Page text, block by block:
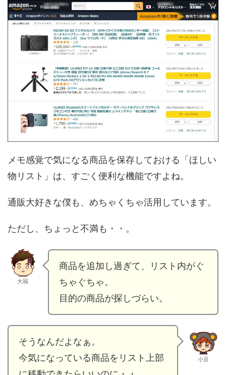
メモ感覚で気になる商品を保存しておける「ほしい
物リスト」は、すごく便利な機能ですよね。
通販大好きな僕も、めちゃくちゃ活用しています。
ただし、ちょっと不満も・・。
大福
商品を追加し過ぎて、リスト内がぐ
ちゃぐちゃ。
目的の商品が探しづらい。
そうなんだよなぁ。
今気になっている商品をリスト上部
小豆